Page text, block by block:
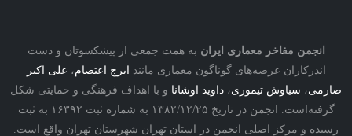
مفاخر معماری ایرانبه همت جمعی از پیشکسوتان و دست
عرصه‌های گوناگون معماری مانندایرج اعتصام،علی اکبر
،سیاوش تیموری،داوید اوشانا و با اهداف فرهنگی و حمایتی شکل
گرفته‌است. انجمن در تاریخ ۱۳۸۲/۱۲/۲۵ به شماره ثبت ۱۶۳۹۲ به ثبت
و مرکز اصلی انجمن در استان تهران شهرستان تهران واقع است.